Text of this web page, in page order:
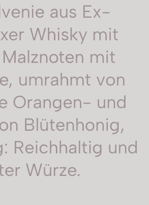
aus Ex-
Whisky mit
mit
umrahmt von
Orangen- und
Blütenhonig,
Reichhaltig und
Würze.